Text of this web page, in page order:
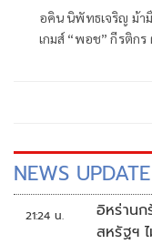
อคิน นิพัทธเจริญ ม้า
เกมส์ “พอช” กีรติก
NEWS UPDATE
21:24 น.
อิหร่านก
สหรัฐฯ